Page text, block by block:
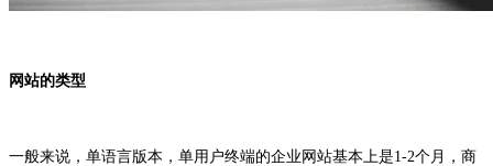
网站的类型
一般来说，单语言版本，单用户终端的企业网站基本上是1-2个月，商